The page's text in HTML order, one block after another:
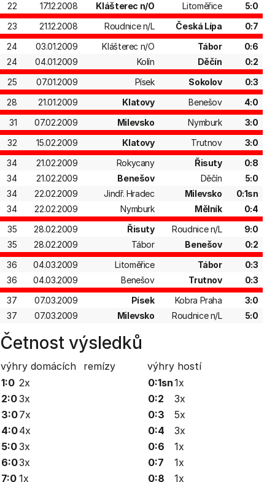
22
17.12.2008 Klášterec n/O Litoměřice
5:0
23
21.12.2008 Roudnice n/L Česká Lípa
0:7
24
03.01.2009 Klášterec n/O Tábor
0:6
24
04.01.2009 Kolín Děčín
0:2
25
07.01.2009 Písek Sokolov
0:3
28
21.01.2009 Klatovy Benešov
4:0
31
07.02.2009 Milevsko Nymburk
3:0
32
15.02.2009 Klatovy Trutnov
3:0
34
21.02.2009 Rokycany Řisuty
0:8
34
21.02.2009 Benešov Děčín
5:0
34
22.02.2009 Jindř. Hradec Milevsko
0:1sn
34
22.02.2009 Nymburk Mělník
0:4
35
28.02.2009 Řisuty Roudnice n/L
9:0
35
28.02.2009 Tábor Benešov
0:2
36
04.03.2009 Litoměřice Tábor
0:3
36
04.03.2009 Benešov Trutnov
0:3
37
07.03.2009 Písek Kobra Praha
3:0
37
07.03.2009 Milevsko Roudnice n/L 5:0
Četnost výsledků
výhry domácích remízy výhry hostí
1:0 2x
2:03x
3:07x
4:04x
5:03x
6:03x
7:0 1x
0:1sn1x
0:2
3x
0:3
5x
0:4
3x
0:6
1x
0:7
1x
0:8
1x